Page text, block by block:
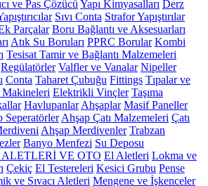
ve Pas Çözücü Yapı Kimyasalları Derz
Sıvı Conta Strafor Yapıştırılar
Parçalar Boru Bağlantı ve Aksesuarları
Atık Su Boruları PPRC Borular Kombi
Tesisat Tamir ve Bağlantı Malzemeleri
Regülatörler Valfler ve Vanalar Nipeller
Conta Taharet Çubuğu Fittings Tıpalar ve
Makineleri Elektrikli Vinçler Taşıma
Havlupanlar Ahşaplar Masif Paneller
Seperatörler Ahşap Çatı Malzemeleri Çatı
Ahşap Merdivenler Trabzan
Banyo Menfezi Su Deposu
VE OTO El Aletleri Lokma ve
Çekiç El Testereleri Kesici Grubu Pense
ve Sıvacı Aletleri Mengene ve İşkenceler